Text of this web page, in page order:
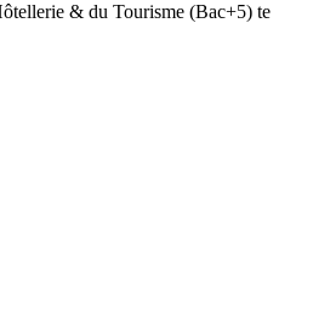
& du Tourisme (Bac+5) te